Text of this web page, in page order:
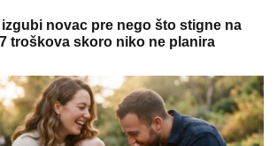
novac pre nego što stigne na
troškova skoro niko ne planira